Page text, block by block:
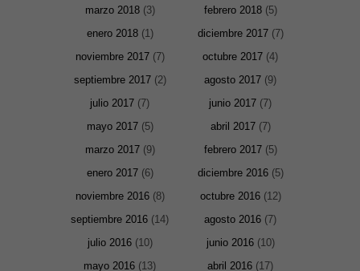
marzo 2018(3) febrero 2018(5)
enero 2018(1) diciembre 2017(7)
noviembre 2017(7) octubre 2017 (4)
septiembre 2017(2) agosto 2017 (9)
julio 2017 (7) junio 2017 (7)
mayo 2017(5) abril 2017(7)
marzo 2017(9) febrero 2017(5)
enero 2017(6) diciembre 2016(5)
noviembre 2016(8) octubre 2016(12)
septiembre 2016 (14) agosto 2016 (7)
julio 2016(10) junio 2016(10)
mayo 2016 (13) abril 2016 (17)
Necesarias
y
Estadísticas
Estas
cookies no
son
opcionales.
Son
necesarias
funcione la
que
mejorar la
y estructura
base a cómo
web.